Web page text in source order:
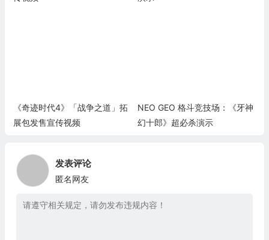
《奇迹时代4》「战争之道」拓
展包发售宣传视频
NEO GEO 格斗竞技场：《牙神
幻十郎》超必杀演示
发表评论
匿名网友